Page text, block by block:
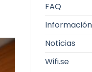
FAQ
Información
Noticias
Wifi.se